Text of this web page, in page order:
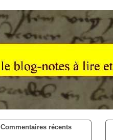
Commentaires récents